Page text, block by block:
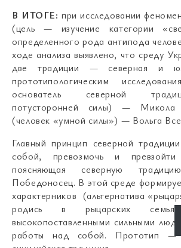
В ИТОГЕ: при исследовании
(цель — изучение категории
определенного рода антипода
ходе анализа выявлено, что среду
две традиции — северная и
прототипологическим
основатель северной
потусторонней силы) —
(человек «умной силы») — Вольга
Главный принцип северной
собой, превозмочь и
поясняющая северную
Победоносец. В этой среде
характерников (альтернатива
родись в рыцарских
высокопоставленными сильными
работы над собой. Прототип —